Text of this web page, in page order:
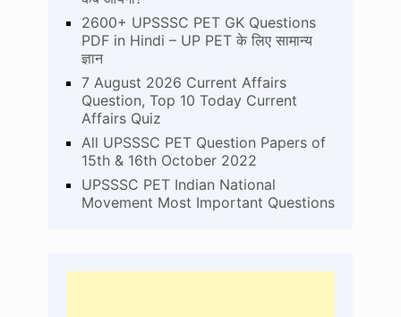
2600+ UPSSSC PET GK Questions
PDF in Hindi – UP PET के लिए सामान्य
ज्ञान
7 August 2026 Current Affairs
Question, Top 10 Today Current
Affairs Quiz
All UPSSSC PET Question Papers of
15th & 16th October 2022
UPSSSC PET Indian National
Movement Most Important Questions